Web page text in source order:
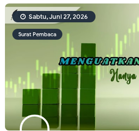
Surat Pembaca
Sabtu, Juni 27, 2026